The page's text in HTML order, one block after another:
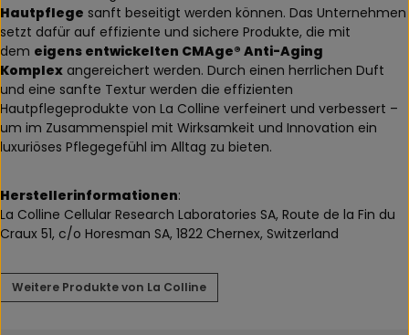
Hautpflege sanft beseitigt werden können. Das Unternehmen
setzt dafür auf effiziente und sichere Produkte, die mit
dem eigens entwickelten CMAge® Anti-Aging
Komplex angereichert werden. Durch einen herrlichen Duft
und eine sanfte Textur werden die effizienten
Hautpflegeprodukte von La Colline verfeinert und verbessert –
um im Zusammenspiel mit Wirksamkeit und Innovation ein
luxuriöses Pflegegefühl im Alltag zu bieten.
Herstellerinformationen:
La Colline Cellular Research Laboratories SA, Route de la Fin du
Craux 51, c/o Horesman SA, 1822 Chernex, Switzerland
Weitere Produkte von La Colline